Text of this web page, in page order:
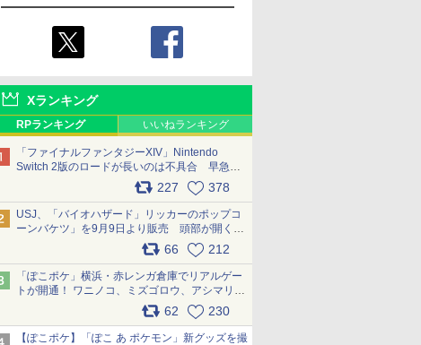
Xランキング
RPランキング いいねランキング
「ファイナルファンタジーXIV」Nintendo
Switch 2版のロードが長いのは不具合 早急に
アップデートできるよう対応中227 378
USJ、「バイオハザード」リッカーのポップコ
ーンバケツ」を9月9日より販売 頭部が開く仕
組み。味は恐怖を堪のう「味噌フレーバー」
66 212
「ぽこポケ」横浜・赤レンガ倉庫でリアルゲー
トが開通！ ワニノコ、ミズゴロウ、アシマリ登
場シーンをレポート pic.x.com/LDgEByVl6D
62 230
【ぽこポケ】「ぽこ あ ポケモン」新グッズを撮